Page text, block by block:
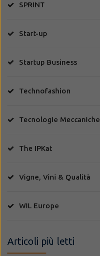
SPRINT
Start-up
Startup Business
Technofashion
Tecnologie Meccaniche
The IPKat
Vigne, Vini & Qualità
WIL Europe
Articoli più letti